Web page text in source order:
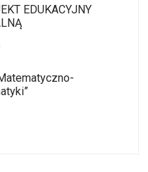
EDUKACYJNY